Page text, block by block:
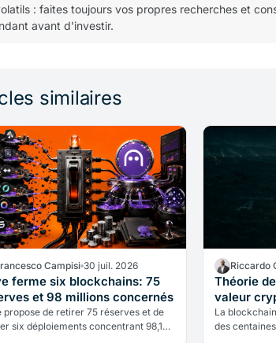
: faites toujours vos propres recherches et
avant d'investir.
similaires
Campisi 30 juil. 2026
ferme six blockchains: 75
et 98 millions concernés
propose de retirer 75 réserves et de
six déploiements concentrant 98,1
Riccardo
Théorie
valeur
La
des